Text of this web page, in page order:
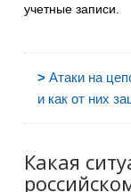
учетные записи.
> Атаки на
и как от них
Какая